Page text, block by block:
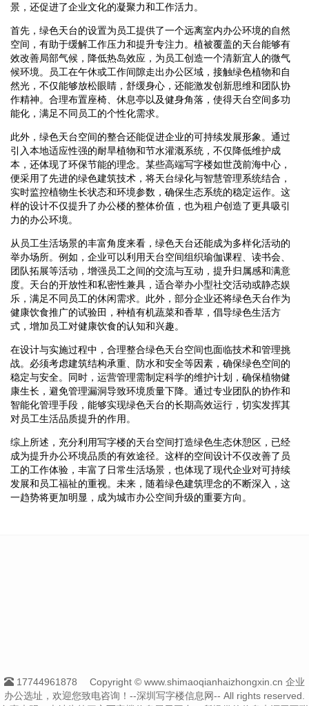
景，还促进了企业文化的凝聚力和工作活力。
首先，绿色天台的设置为员工提供了一个远离室内办公环境的自然
空间，有助于缓解工作压力和提升专注力。植被覆盖的天台能够有
效改善局部气候，降低热岛效应，为员工创造一个清新宜人的微气
候环境。员工在午休或工作间隙走出办公区域，接触绿色植物和自
然光，不仅能够放松眼睛，舒缓身心，还能激发创新思维和团队协
作精神。合理布置座椅、休息亭以及健身角落，使得天台空间多功
能化，满足不同员工的个性化需求。
此外，绿色天台空间的整合还能促进企业的可持续发展形象。通过
引入本地适应性强的耐旱植物和节水灌溉系统，不仅降低维护成
本，还体现了环保节能的理念。某些高端写字楼如世茂前海中心，
便采用了先进的绿色建筑技术，将天台绿化与智慧管理系统结合，
实时监控植物生长状态和环境参数，确保生态系统的稳定运作。这
样的设计不仅提升了办公楼的整体价值，也为租户创造了更具吸引
力的办公环境。
从员工生活场景的丰富角度来看，绿色天台还能成为多样化活动的
举办场所。例如，企业可以利用天台空间组织瑜伽课程、读书会、
团队拓展等活动，增强员工之间的交流与互动，提升归属感和满意
度。天台的开放性和私密性兼具，适合举办小型社交活动或静态娱
乐，满足不同员工的休闲需求。此外，部分企业还将绿色天台作为
健康饮食推广的试验田，种植有机蔬菜和香草，倡导绿色生活方
式，增加员工对健康饮食的认知和兴趣。
在设计与实施过程中，合理整合绿色天台空间也面临技术和管理挑
战。必须考虑建筑结构承重、防水和安全等因素，确保绿色空间的
稳定与安全。同时，运营管理需制定科学的维护计划，确保植物健
康生长，避免管理漏洞导致环境质量下降。通过专业团队的协作和
智能化管理手段，能够实现绿色天台的长期高效运行，切实发挥其
对员工生活品质提升的作用。
综上所述，充分利用写字楼的天台空间打造绿色生态休憩区，已经
成为提升办公环境品质的有效途径。这样的空间设计不仅改善了员
工的工作体验，丰富了日常生活场景，也体现了现代企业对可持续
发展和员工福祉的重视。未来，随着绿色建筑理念的不断深入，这
一趋势将更加明显，成为城市办公空间升级的重要方向。
17744961878
Copyright © www.shimaoqianhaizhongxin.cn 企业
办公选址，欢迎您致电咨询！--深圳写字楼信息网-- All rights reserved.